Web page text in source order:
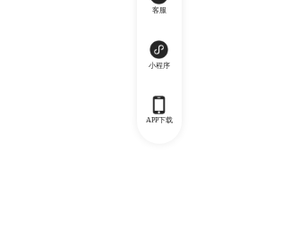
客服
小程序
APP下载